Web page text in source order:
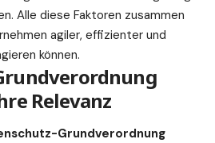
Alle diese Faktoren zusammen
agiler, effizienter und
können.
Relevanz
Grundverordnung